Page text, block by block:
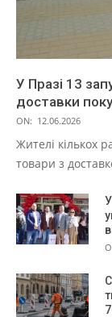
У Празі 13
доставки
ON: 12.06.2026
Жителі кількох
товари з